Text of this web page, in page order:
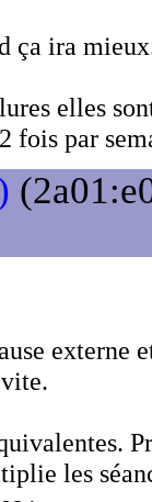
ça ira
elles
fois par
externe
les